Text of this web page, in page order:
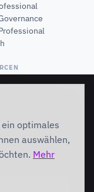
optimales
auswählen,
Mehr